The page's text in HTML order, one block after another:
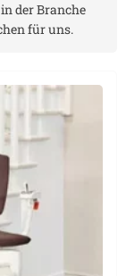
der Branche
für uns.